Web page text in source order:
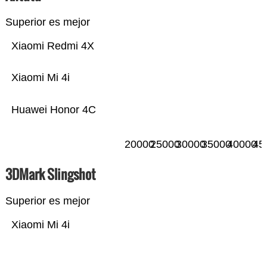
Superior es mejor
Huawei Honor 4C
Xiaomi Mi 4i
Xiaomi Redmi 4X
2000025000300003500040000
3DMark Slingshot
Superior es mejor
Xiaomi Mi 4i